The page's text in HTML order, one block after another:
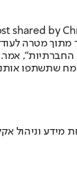
shared by
מטרה
אמר.
שתשתפו
מידע וניהול